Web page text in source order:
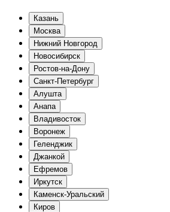
Казань
Москва
Нижний Новгород
Новосибирск
Ростов-на-Дону
Санкт-Петербург
Алушта
Анапа
Владивосток
Воронеж
Геленджик
Джанкой
Ефремов
Иркутск
Каменск-Уральский
Киров